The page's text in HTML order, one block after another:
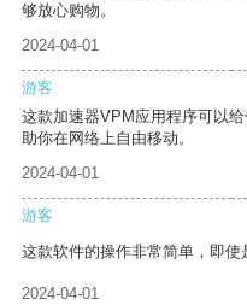
够放心购物。
2024-04-01
游客
这款加速器VPM应用程序可以
助你在网络上自由移动。
2024-04-01
游客
这款软件的操作非常简单，即使
2024-04-01